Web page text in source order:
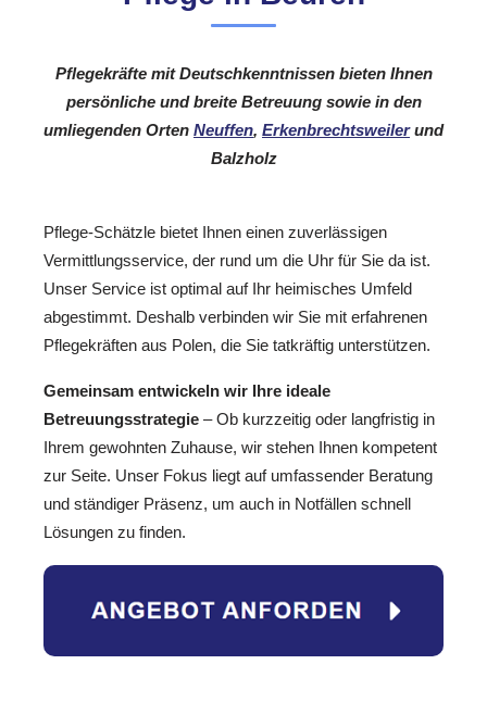
Pflegekräfte mit Deutschkenntnissen bieten Ihnen
persönliche und breite Betreuung sowie in den
umliegenden Orten Neuffen, Erkenbrechtsweilerund
Balzholz
Pflege-Schätzle bietet Ihnen einen zuverlässigen
Vermittlungsservice, der rund um die Uhr für Sie da ist.
Unser Service ist optimal auf Ihr heimisches Umfeld
abgestimmt. Deshalb verbinden wir Sie mit erfahrenen
Pflegekräften aus Polen, die Sie tatkräftig unterstützen.
Gemeinsam entwickeln wir Ihre ideale
Betreuungsstrategie – Ob kurzzeitig oder langfristig in
Ihrem gewohnten Zuhause, wir stehen Ihnen kompetent
zur Seite. Unser Fokus liegt auf umfassender Beratung
und ständiger Präsenz, um auch in Notfällen schnell
Lösungen zu finden.